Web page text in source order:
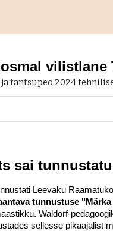
vilistlane
tantsupeo 2024
sai
Leevaku
tunnustuse
Waldorf-
sellesse pikaajalist